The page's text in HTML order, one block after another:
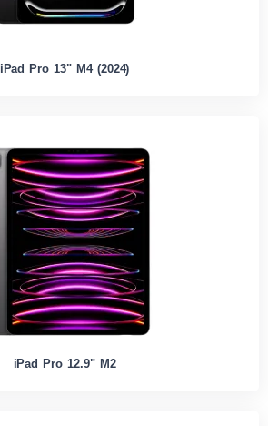
iPad Pro 13" M4 (2024)
iPad Pro 12.9" M2